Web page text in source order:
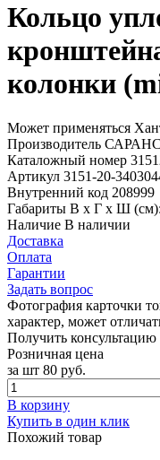
Кольцо
колонки
Может применяться
Производитель
Каталожный номер
Артикул 3151-20-
Внутренний код 208999
Габариты В х Г х Ш
Наличие В наличии
Доставка
Оплата
Гарантии
Задать вопрос
Фотография карточки
характер, может
Получить
Розничная цена
за шт 80 руб.
В корзину
Купить в один клик
Похожий товар